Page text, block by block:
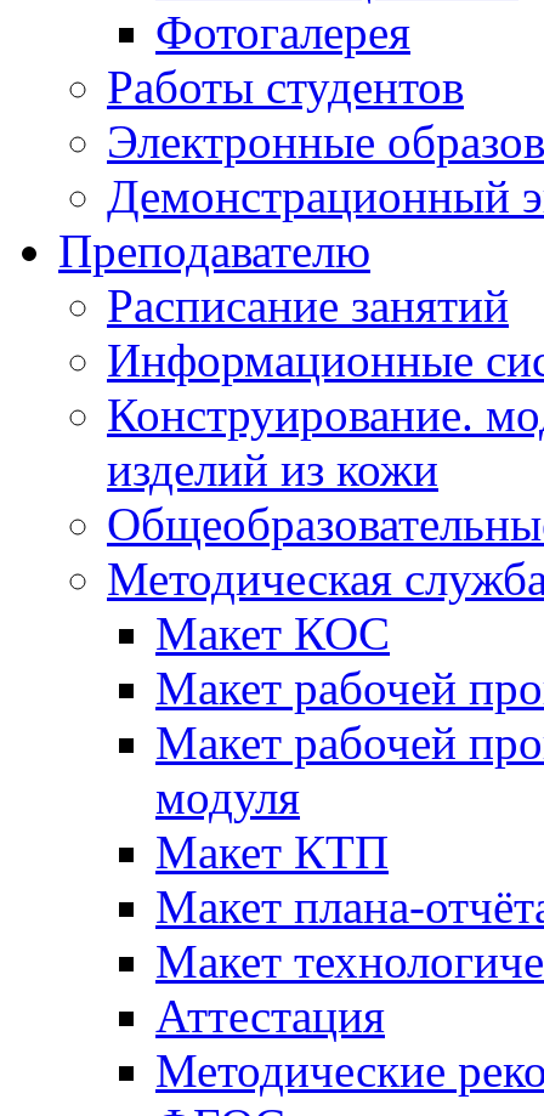
Фотогалерея
Работы студентов
Электронные
Демонстрационный
Преподавателю
Расписание занятий
Информационные
Конструирование.
изделий из кожи
Методическая
Макет КОС
Макет рабочей
Макет рабочей
модуля
Макет КТП
Макет плана-
Макет
Аттестация
Методические